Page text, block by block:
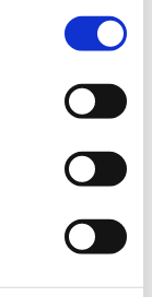
10% em
do país
no sul do
em